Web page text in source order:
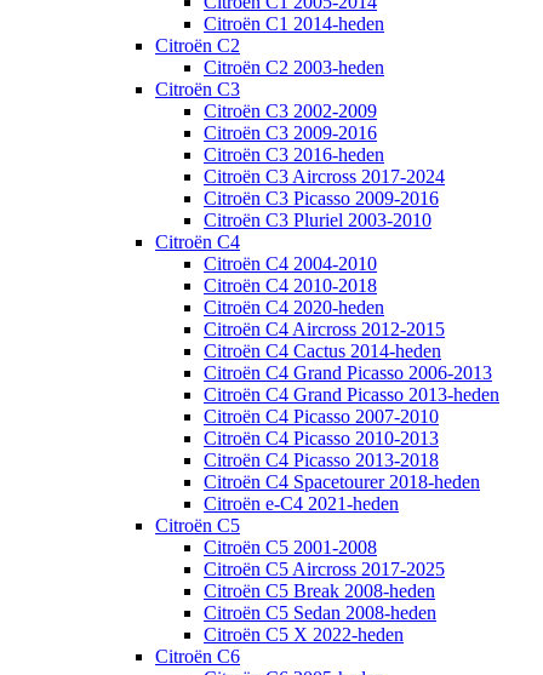
Citroën C1 2014-heden
Citroën C2
Citroën C2 2003-heden
Citroën C3
Citroën C3 2002-2009
Citroën C3 2009-2016
Citroën C3 2016-heden
Citroën C3 Aircross 2017-2024
Citroën C3 Picasso 2009-2016
Citroën C3 Pluriel 2003-2010
Citroën C4
Citroën C4 2004-2010
Citroën C4 2010-2018
Citroën C4 2020-heden
Citroën C4 Aircross 2012-2015
Citroën C4 Cactus 2014-heden
Citroën C4 Grand Picasso 2006-2013
Citroën C4 Grand Picasso 2013-heden
Citroën C4 Picasso 2007-2010
Citroën C4 Picasso 2010-2013
Citroën C4 Picasso 2013-2018
Citroën C4 Spacetourer 2018-heden
Citroën e-C4 2021-heden
Citroën C5
Citroën C5 2001-2008
Citroën C5 Aircross 2017-2025
Citroën C5 Break 2008-heden
Citroën C5 Sedan 2008-heden
Citroën C5 X 2022-heden
Citroën C6